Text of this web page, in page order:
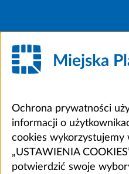
Miejska
Ochrona prywatności
informacji o
cookies wykorzystujemy
„USTAWIENIA
potwierdzić swoje